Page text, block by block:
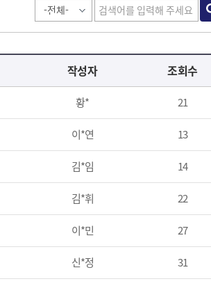
작성자 조회수
황* 21
이*연 13
김*임 14
김*휘 22
이*민 27
신*정 31